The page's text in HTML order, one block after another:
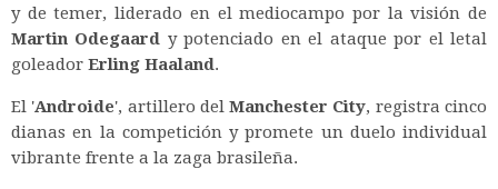
y de temer, liderado en el mediocampo por la visión de
Martin Odegaard y potenciado en el ataque por el letal
goleador Erling Haaland.
El 'Androide', artillero delManchester City, registra cinco
dianas en la competición y promete un duelo individual
vibrante frente a la zaga brasileña.